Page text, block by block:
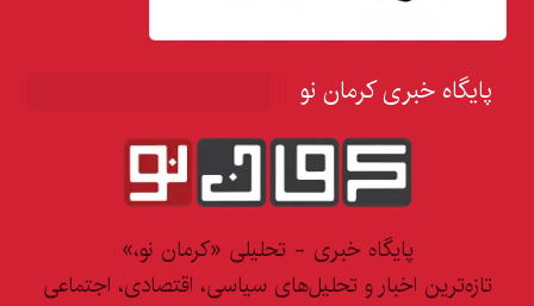
پایگاه خبری کرمان نو
پایگاه خبری - تحلیلی «کرمان نو،»
تازه‌ترین اخبار و تحلیل‌های سیاسی، اقتصادی، اجتماعی